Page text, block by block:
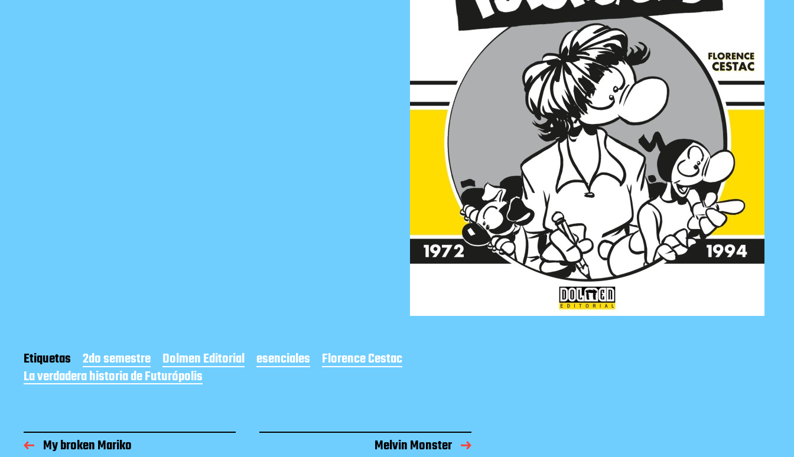
Etiquetas 2do semestre Dolmen Editorial esenciales
Florence Cestac
La verdadera historia de Futurópolis
My broken Mariko Melvin Monster